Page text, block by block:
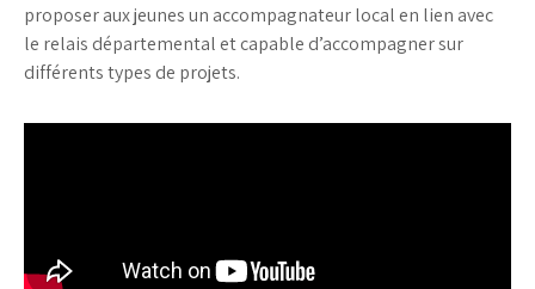
proposer aux jeunes un accompagnateur local en lien avec
le relais départemental et capable d’accompagner sur
différents types de projets.